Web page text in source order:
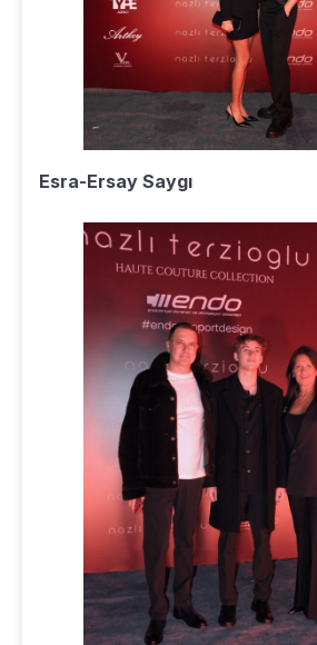
Esra-Ersay Saygı